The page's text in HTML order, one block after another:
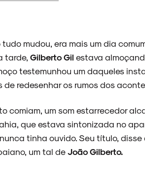
mudou, era mais um dia
tarde, Gilberto Gil estava
testemunhou um daqueles
de redesenhar os rumos dos
comiam, um som estarrecedor
que estava sintonizada no
tinha ouvido. Seu título,
um tal deJoão Gilberto.